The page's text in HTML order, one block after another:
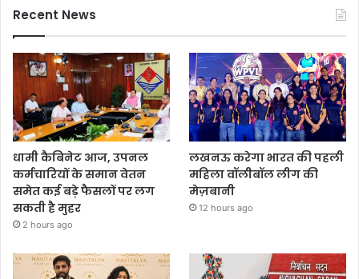
Recent News
धामी कैबिनेट आज, उपनल
कर्मचारियों के समान वेतन
समेत कई बड़े फैसलों पर लग
सकती है मुहर
2 hours ago
लखनऊ करेगा भारत की पहली
महिला वॉलीबॉल लीग की
मेज़बानी
12 hours ago